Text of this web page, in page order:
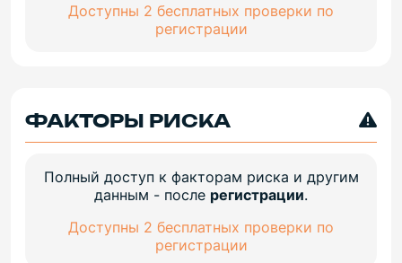
Доступны 2 бесплатных проверки по
регистрации
ФАКТОРЫ РИСКА
Полный доступ к факторам риска и другим
данным - после регистрации.
Доступны 2 бесплатных проверки по
регистрации